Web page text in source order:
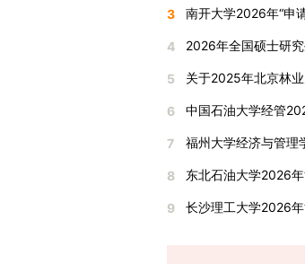
程（一）基本申请条
足相应规定：本科
请者应满足当年度上
基本条件及各学院
达成一致后进行网上
间登录国家推荐免
网报名系统，选择“
10:00前寄达经济学
清单顺序整理提交。
责，报名信息一经确
料进行资格审查，核
西南林业大学主动对
育服务经济社会发
一级学科博士点、1
五”期间，学校研究
究生规模增长达
招生宣传平台，持
起全面推行“申请-考
3
4
5
6
7
8
9 长沙理工大学2026